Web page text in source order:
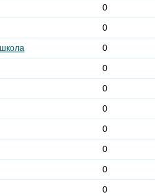
0
0
0
0
0
0
0
0
0
0